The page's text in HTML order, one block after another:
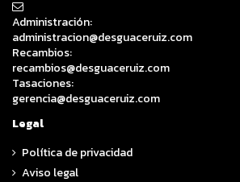
Administración:
administracion@desguaceruiz.com
Recambios:
recambios@desguaceruiz.com
Tasaciones:
gerencia@desguaceruiz.com
Legal
Política de privacidad
Aviso legal